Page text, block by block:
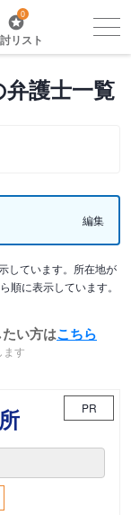
0
リスト
護士一覧
編集
しています。所在地が
順に表示しています。
い方はこちら
ます
PR